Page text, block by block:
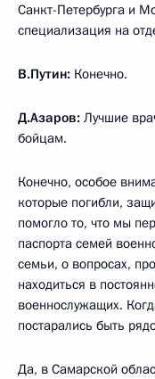
Санкт-Петербурга и
специализация на
В.Путин: Конечно.
Д.Азаров: Лучшие
бойцам.
Конечно, особое
которые погибли,
помогло то, что мы
паспорта семей
семьи, о вопросах,
находиться в
военнослужащих.
постарались быть
Да, в Самарской